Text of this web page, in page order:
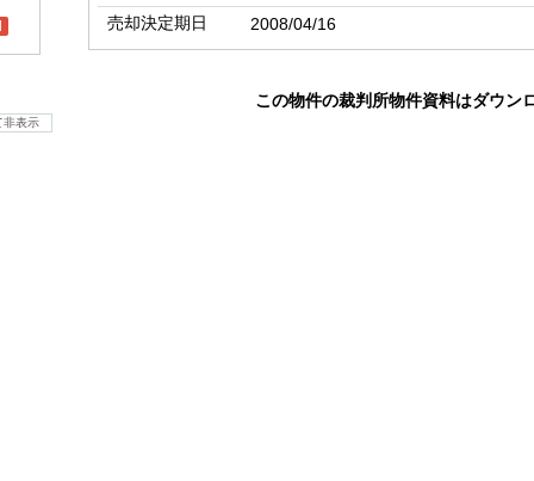
非表示
売却決定期日
2008/04/16
この物件の裁判所物件資料はダウン